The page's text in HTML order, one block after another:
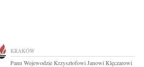
KRAKÓW
Panu Wojewodzie Krzysztofowi Janowi Klęczarowi